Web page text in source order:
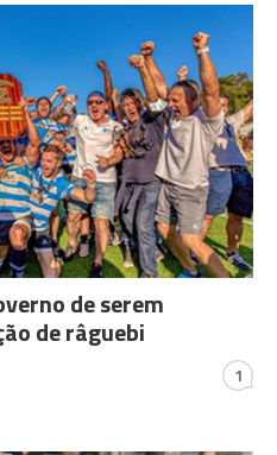
de serem
de râguebi
1